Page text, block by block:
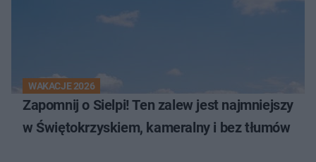
WAKACJE 2026
Zapomnij o Sielpi! Ten zalew jest najmniejszy
w Świętokrzyskiem, kameralny i bez tłumów